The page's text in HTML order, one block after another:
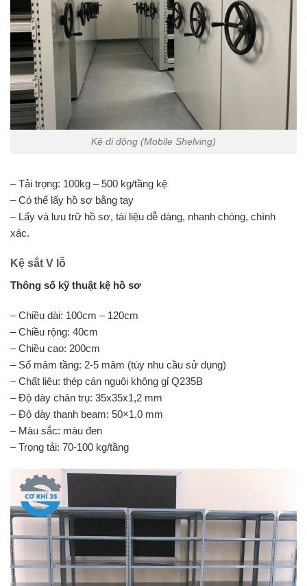
Kệ di động (Mobile Shelving)
– Tải trọng: 100kg – 500 kg/tầng kệ
– Có thể lấy hồ sơ bằng tay
– Lấy và lưu trữ hồ sơ, tài liệu dễ dàng, nhanh chóng, chính
xác.
Kệ sắt V lỗ
Thông số kỹ thuật kệ hồ sơ
– Chiều dài: 100cm – 120cm
– Chiều rộng: 40cm
– Chiều cao: 200cm
– Số mâm tầng: 2-5 mâm (tùy nhu cầu sử dụng)
– Chất liệu: thép cán nguội không gỉ Q235B
– Độ dày chân trụ: 35x35x1,2 mm
– Độ dày thanh beam: 50×1,0 mm
– Màu sắc: màu đen
– Trọng tải: 70-100 kg/tầng